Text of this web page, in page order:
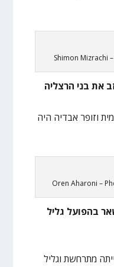
Shimon Mizrachi
את בני הרצליה
וזופר אבדיה היה
Oren Aharoni –
בהפועל גליל
מתרחשת וגליל